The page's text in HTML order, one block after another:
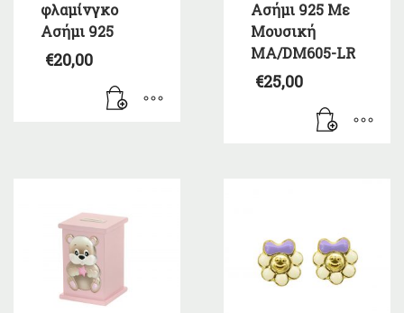
φλαμίνγκο
Ασήμι 925
€20,00
Ασήμι 925 Με
Μουσική
MA/DM605-LR
€25,00